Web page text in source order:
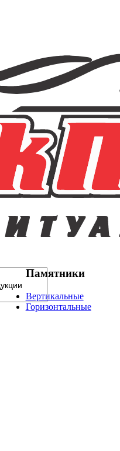
Памятники
Вертикальные
Горизонтальные